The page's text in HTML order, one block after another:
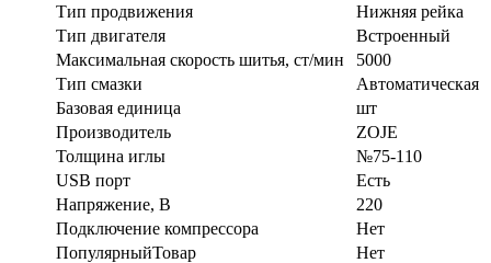
Тип продвижения
Нижняя рейка
Тип двигателя
Встроенный
Максимальная скорость шитья, ст/мин
5000
Тип смазки
Автоматическая
Базовая единица
шт
Производитель
ZOJE
Толщина иглы
№75-110
USB порт
Есть
Напряжение, В
220
Подключение компрессора
Нет
ПопулярныйТовар
Нет